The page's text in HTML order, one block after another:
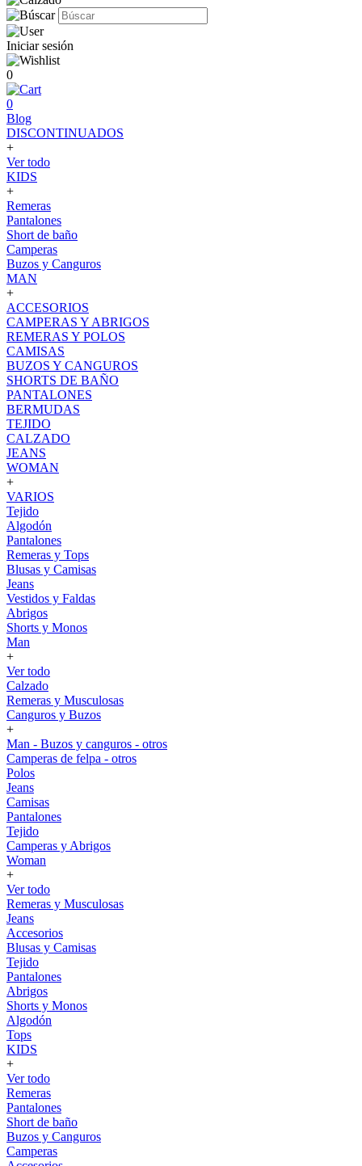
Iniciar sesión
0
0
Blog
DISCONTINUADOS
+
Ver todo
KIDS
+
Remeras
Pantalones
Short de baño
Camperas
Buzos y Canguros
MAN
+
ACCESORIOS
CAMPERAS Y ABRIGOS
REMERAS Y POLOS
CAMISAS
BUZOS Y CANGUROS
SHORTS DE BAÑO
PANTALONES
BERMUDAS
TEJIDO
CALZADO
JEANS
WOMAN
+
VARIOS
Tejido
Algodón
Pantalones
Remeras y Tops
Blusas y Camisas
Jeans
Vestidos y Faldas
Abrigos
Shorts y Monos
Man
+
Ver todo
Calzado
Remeras y Musculosas
Canguros y Buzos
+
Man - Buzos y canguros - otros
Camperas de felpa - otros
Polos
Jeans
Camisas
Pantalones
Tejido
Camperas y Abrigos
Woman
+
Ver todo
Remeras y Musculosas
Jeans
Accesorios
Blusas y Camisas
Tejido
Pantalones
Abrigos
Shorts y Monos
Algodón
Tops
KIDS
+
Ver todo
Remeras
Pantalones
Short de baño
Buzos y Canguros
Camperas